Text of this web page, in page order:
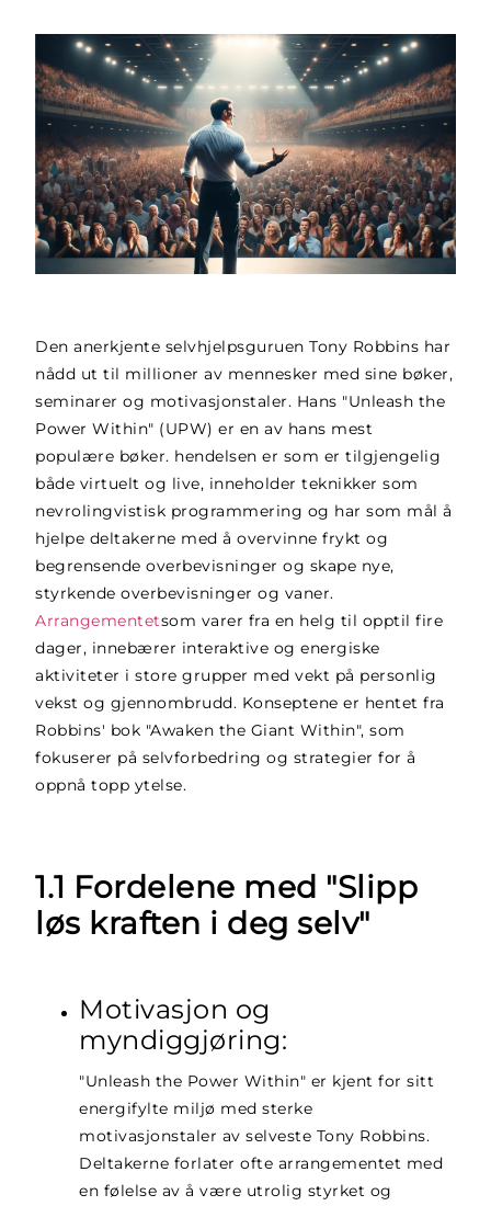
Den anerkjente selvhjelpsguruen Tony Robbins har
nådd ut til millioner av mennesker med sine bøker,
seminarer og motivasjonstaler. Hans "Unleash the
Power Within" (UPW) er en av hans mest
populære bøker. hendelsen er som er tilgjengelig
både virtuelt og live, inneholder teknikker som
nevrolingvistisk programmering og har som mål å
hjelpe deltakerne med å overvinne frykt og
begrensende overbevisninger og skape nye,
styrkende overbevisninger og vaner.
Arrangementetsom varer fra en helg til opptil fire
dager, innebærer interaktive og energiske
aktiviteter i store grupper med vekt på personlig
vekst og gjennombrudd. Konseptene er hentet fra
Robbins' bok "Awaken the Giant Within", som
fokuserer på selvforbedring og strategier for å
oppnå topp ytelse.
1.1 Fordelene med "Slipp
løs kraften i deg selv"
Motivasjon og
myndiggjøring:
"Unleash the Power Within" er kjent for sitt
energifylte miljø med sterke
motivasjonstaler av selveste Tony Robbins.
Deltakerne forlater ofte arrangementet med
en følelse av å være utrolig styrket og